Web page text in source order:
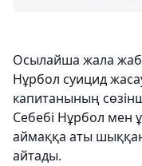
Осылайша жала
Нұрбол суицид
капитанының
Себебі Нұрбол мен
аймаққа аты
айтады.